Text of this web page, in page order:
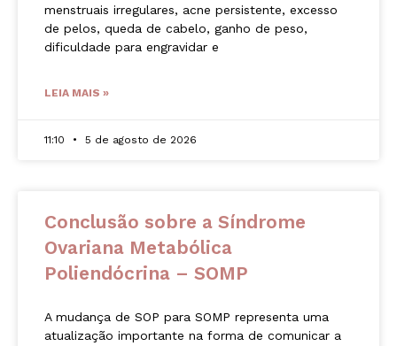
menstruais irregulares, acne persistente, excesso
de pelos, queda de cabelo, ganho de peso,
dificuldade para engravidar e
LEIA MAIS »
11:10 5 de agosto de 2026
Conclusão sobre a Síndrome
Ovariana Metabólica
Poliendócrina – SOMP
A mudança de SOP para SOMP representa uma
atualização importante na forma de comunicar a